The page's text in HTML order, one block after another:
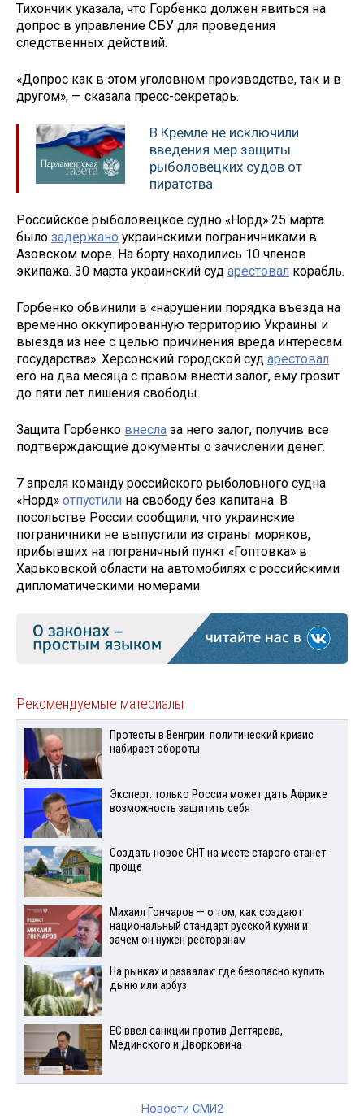
Тихончик указала, что Горбенко должен явиться на
допрос в управление СБУ для проведения
следственных действий.
«Допрос как в этом уголовном производстве, так и в
другом», — сказала пресс-секретарь.
В Кремле не исключили
введения мер защиты
рыболовецких судов от
пиратства
Российское рыболовецкое судно «Норд» 25 марта
было задержано украинскими пограничниками в
Азовском море. На борту находились 10 членов
экипажа. 30 марта украинский суд арестовал корабль.
Горбенко обвинили в «нарушении порядка въезда на
временно оккупированную территорию Украины и
выезда из неё с целью причинения вреда интересам
государства». Херсонский городской суд арестовал
его на два месяца с правом внести залог, ему грозит
до пяти лет лишения свободы.
Защита Горбенко внесла за него залог, получив все
подтверждающие документы о зачислении денег.
7 апреля команду российского рыболовного судна
«Норд» отпустили на свободу без капитана. В
посольстве России сообщили, что украинские
пограничники не выпустили из страны моряков,
прибывших на пограничный пункт «Гоптовка» в
Харьковской области на автомобилях с российскими
дипломатическими номерами.
Рекомендуемые материалы
Протесты в Венгрии: политический кризис
набирает обороты
Эксперт: только Россия может дать Африке
возможность защитить себя
Создать новое СНТ на месте старого станет
проще
Михаил Гончаров — о том, как создают
национальный стандарт русской кухни и
зачем он нужен ресторанам
На рынках и развалах: где безопасно купить
дыню или арбуз
ЕС ввел санкции против Дегтярева,
Мединского и Дворковича
Новости СМИ2